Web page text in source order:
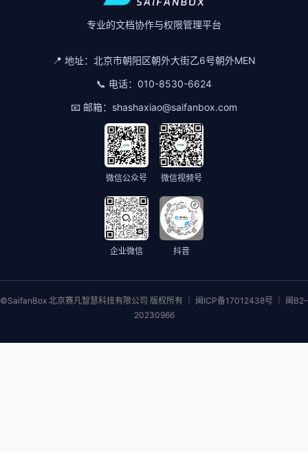
专业的文档协作与权限管理平台
📍 地址： 北京市朝阳区朝外大街乙6号朝外MEN
📞 电话： 010-8530-6624
📧 邮箱： shashaxiao@saifanbox.com
微信公众号 微信视频号
企业微信 抖音
©SaifanBox 北京赛凡智慧科技有限公司 版权所有 ｜ 闽ICP备17012438号 ｜ 闽B2-
20230966